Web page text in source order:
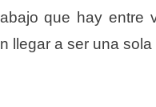
que hay entre
llegar a ser una